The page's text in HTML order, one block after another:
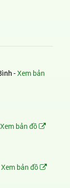
-Xem bản
Xem bản đồ
Xem bản đồ